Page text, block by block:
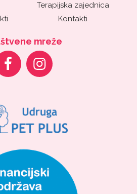
Terapijska zajednica
Kontakti
mreže